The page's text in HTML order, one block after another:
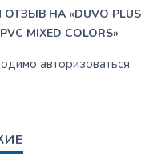
НА «DUVO PLUS
MIXED COLORS»
авторизоваться.